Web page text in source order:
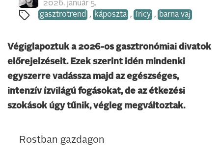
2026. január 5.
gasztrotrend
, káposzta , fricy , barna vaj
Végiglapoztuk a 2026-os gasztronómiai divatok
előrejelzéseit. Ezek szerint idén mindenki
egyszerre vadássza majd az egészséges,
intenzív ízvilágú fogásokat, de az étkezési
szokások úgy tűnik, végleg megváltoztak.
Rostban gazdagon